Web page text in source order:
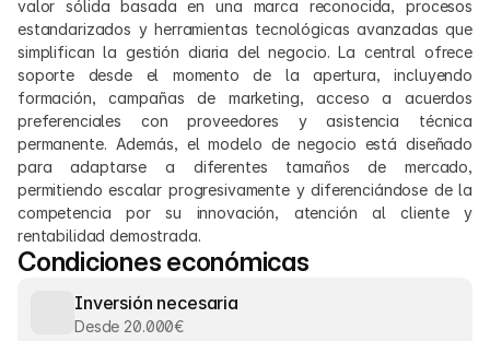
valor sólida basada en una marca reconocida, procesos
estandarizados y herramientas tecnológicas avanzadas que
simplifican la gestión diaria del negocio. La central ofrece
soporte desde el momento de la apertura, incluyendo
formación, campañas de marketing, acceso a acuerdos
preferenciales con proveedores y asistencia técnica
permanente. Además, el modelo de negocio está diseñado
para adaptarse a diferentes tamaños de mercado,
permitiendo escalar progresivamente y diferenciándose de la
competencia por su innovación, atención al cliente y
rentabilidad demostrada.
Condiciones económicas
Inversión necesaria
Desde 20.000€